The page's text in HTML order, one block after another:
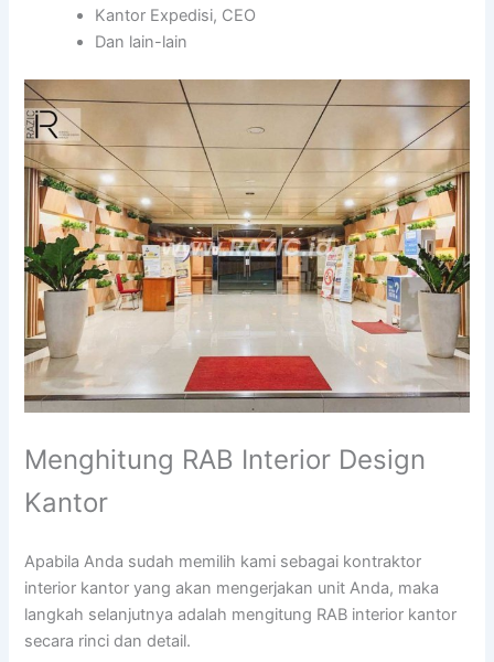
Kantor Expedisi, CEO
Dan lain-lain
Menghitung RAB Interior Design
Kantor
Apabila Anda sudah memilih kami sebagai kontraktor
interior kantor yang akan mengerjakan unit Anda, maka
langkah selanjutnya adalah mengitung RAB interior kantor
secara rinci dan detail.